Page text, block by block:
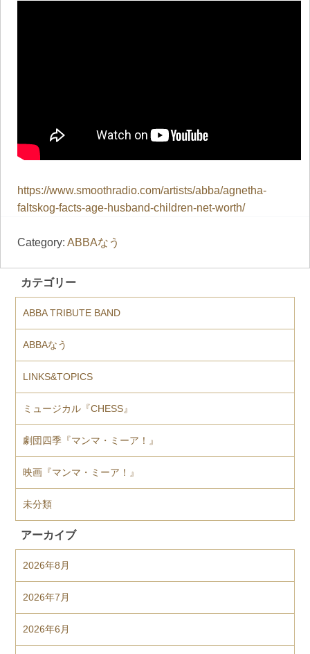
https://www.smoothradio.com/artists/abba/agnetha-
faltskog-facts-age-husband-children-net-worth/
Category: ABBAなう
カテゴリー
ABBA TRIBUTE BAND
ABBAなう
LINKS&TOPICS
ミュージカル『CHESS』
劇団四季『マンマ・ミーア！』
映画『マンマ・ミーア！』
未分類
アーカイブ
2026年8月
2026年7月
2026年6月